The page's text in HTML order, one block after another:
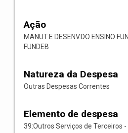
Ação
MANUT.E DESENV.DO ENSINO
FUNDEB
Natureza da Despesa
Outras Despesas Correntes
Elemento de despesa
39:Outros Serviços de Terceiros